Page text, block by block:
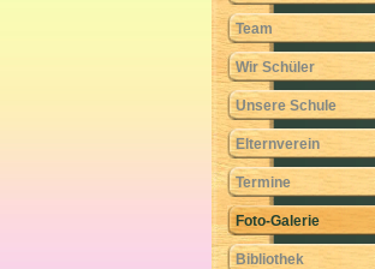
Team
Wir Schüler
Unsere Schule
Elternverein
Termine
Foto-Galerie
Bibliothek